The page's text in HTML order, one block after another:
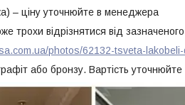
– ціну уточнюйте в менеджера
трохи відрізнятися від зазначеного
photos/62132-tsveta-lakobeli-
або бронзу. Вартість